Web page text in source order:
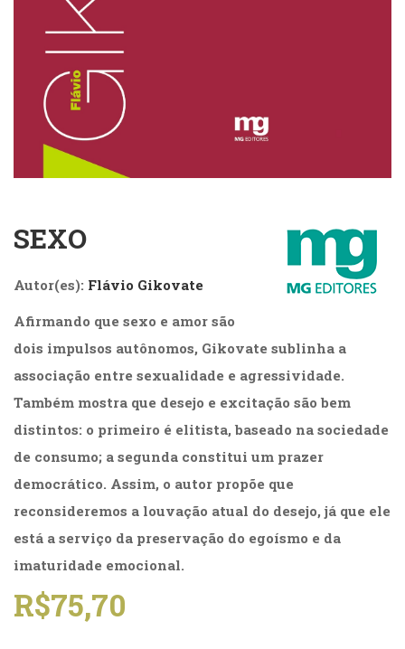
Cinema
(23)
Comportamento
(418)
Comunicação
(232)
Corpo
Movimento
Interior
Criatividade
(14)
Culinária,
(14)
Economia,
Negócios
Educação
(278)
Educação
(39)
Fisioterapia
Fonoaudiologia
(54)
Gestalt-
SEXO
Autor(es): Flávio Gikovate
Afirmando que sexo e amor são
dois impulsos autônomos, Gikovate sublinha a
associação entre sexualidade e agressividade.
Também mostra que desejo e excitação são bem
distintos: o primeiro é elitista, baseado na sociedade
de consumo; a segunda constitui um prazer
democrático. Assim, o autor propõe que
reconsideremos a louvação atual do desejo, já que ele
está a serviço da preservação do egoísmo e da
imaturidade emocional.
R$75,70